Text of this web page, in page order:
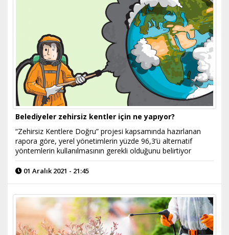
Belediyeler zehirsiz kentler için ne yapıyor?
“Zehirsiz Kentlere Doğru” projesi kapsamında hazırlanan
rapora göre, yerel yönetimlerin yüzde 96,3’ü alternatif
yöntemlerin kullanılmasının gerekli olduğunu belirtiyor
01 Aralık 2021 - 21:45